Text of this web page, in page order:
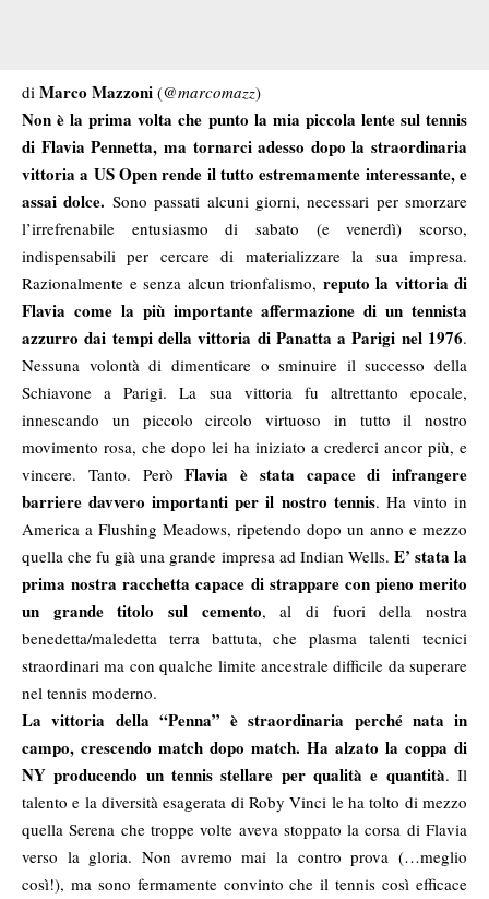
di Marco Mazzoni (@marcomazz)
Non è la prima volta che punto la mia piccola lente sul tennis
di Flavia Pennetta, ma tornarci adesso dopo la straordinaria
vittoria a US Open rende il tutto estremamente interessante, e
assai dolce. Sono passati alcuni giorni, necessari per smorzare
l’irrefrenabile entusiasmo di sabato (e venerdì) scorso,
indispensabili per cercare di materializzare la sua impresa.
Razionalmente e senza alcun trionfalismo, reputo la vittoria di
Flavia come la più importante affermazione di un tennista
azzurro dai tempi della vittoria di Panatta a Parigi nel 1976.
Nessuna volontà di dimenticare o sminuire il successo della
Schiavone a Parigi. La sua vittoria fu altrettanto epocale,
innescando un piccolo circolo virtuoso in tutto il nostro
movimento rosa, che dopo lei ha iniziato a crederci ancor più, e
vincere. Tanto. PeròFlavia è stata capace di infrangere
barriere davvero importanti per il nostro tennis. Ha vinto in
America a Flushing Meadows, ripetendo dopo un anno e mezzo
quella che fu già una grande impresa ad Indian Wells. E’ stata la
prima nostra racchetta capace di strappare con pieno merito
un grande titolo sul cemento, al di fuori della nostra
benedetta/maledetta terra battuta, che plasma talenti tecnici
straordinari ma con qualche limite ancestrale difficile da superare
nel tennis moderno.
La vittoria della “Penna” è straordinaria perché nata in
campo, crescendo match dopo match. Ha alzato la coppa di
NY producendo un tennis stellare per qualità e quantità. Il
talento e la diversità esagerata di Roby Vinci le ha tolto di mezzo
quella Serena che troppe volte aveva stoppato la corsa di Flavia
verso la gloria. Non avremo mai la contro prova (…meglio
così!), ma sono fermamente convinto che il tennis così efficace